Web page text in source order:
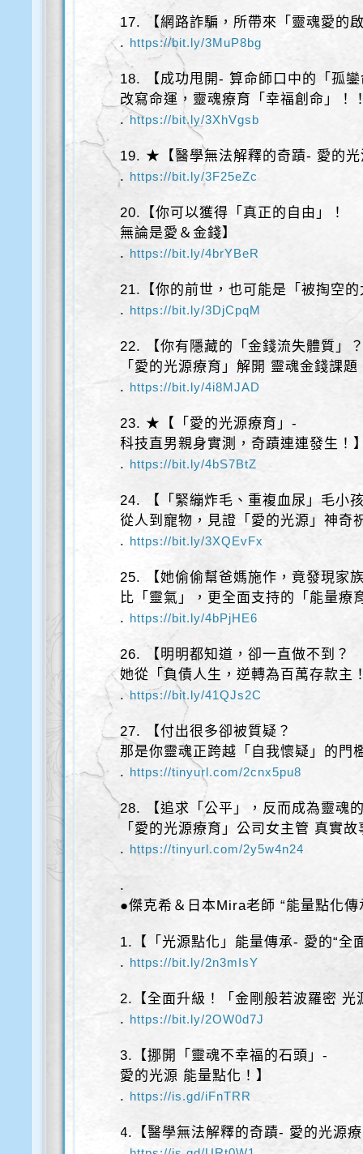
17. 【網路詐騙，所帶來「靈魂愛的
. https://bit.ly/3MuP8bg
18. 【成功甩開- 算命師口中的「孤
改寫命運，靈魂療育「幸福創命」！
.https://bit.ly/3XhVgsb
19. ★【醫學無法解釋的奇蹟- 愛的光
. https://bit.ly/3F25eZc
20.【你可以獲得「真正的自由」！
無論是愛＆金錢】
. https://bit.ly/4brYBeR
21.【你的前世，也可能是「被掏空
. https://bit.ly/3DjCpqM
22. 【你有隱藏的「金錢流失體質」
「愛的光源療育」解開 靈魂金錢課題
. https://bit.ly/4i8MJAD
23. ★【「愛的光源療育」-
科技直男親身實測，奇蹟連連發生！
. https://bit.ly/4bS7BtZ
24. 【「緊繃炸毛、重複血尿」毛小
從人到寵物，見證「愛的光源」神奇
. https://bit.ly/3XQEvFx
25. 【她偷偷幫爸媽施作，竟發現家
比「靈氣」，更全面支持的「能量療
. https://bit.ly/4bPjHE6
26. 【明明都知道，卻一直做不到？
她從「負債人生，逆轉為百萬存款主
.https://bit.ly/41QJs2C
27. 【付出很多卻被質疑？
那是你靈魂正跨越「自我懷疑」的門
. https://tinyurl.com/2cnx5pu8
28. 【追求「公平」，反而成為靈魂
「愛的光源療育」公司女主管 真實故
. https://tinyurl.com/2y5w4n24
.
●傑克希＆日本Mira老師 “能量點化傳
1.【「光源點化」能量傳承- 愛的“全
. https://bit.ly/2n3mIsY
2.【全面升級！「金剛般若波羅密 光
. https://bit.ly/2OW0d7J
3.【挪開「靈魂不幸福的石頭」-
愛的光源 能量點化！】
. https://is.gd/iFnTRR
4.【醫學無法解釋的奇蹟- 愛的光源